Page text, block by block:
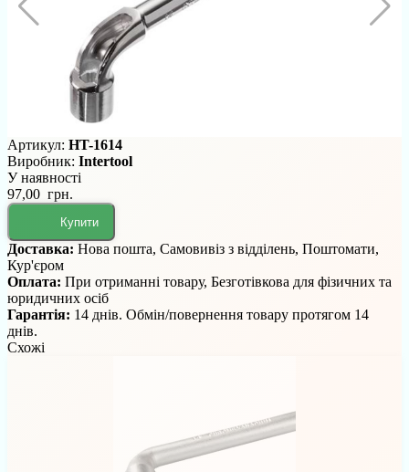
Артикул: HT-1614
Виробник: Intertool
У наявності
97,00 грн.
Купити
Доставка: Нова пошта, Самовивіз з відділень, Поштомати,
Кур'єром
Оплата: При отриманні товару, Безготівкова для фізичних та
юридичних осіб
Гарантія: 14 днів. Обмін/повернення товару протягом 14
днів.
Схожі